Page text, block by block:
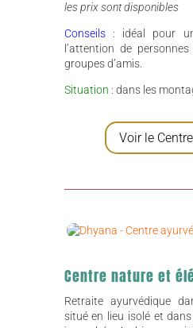
les prix sont disponibles
Conseils: idéal pour
l’attention de
groupes d’amis.
Situation : dans les
Voir le
Centre nature et
Retraite ayurvédique
situé en lieu isolé et